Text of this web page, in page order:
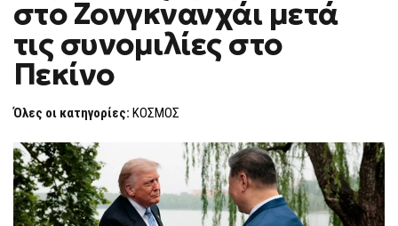
ΣΙ
ΣΤΟ
ΖΟΝΓΚΝΑΝΧΆΙ
ΜΕΤΆ
ΠΕΚΊΝΟ
στο Ζονγκνανχάι μετά
τις συνομιλίες στο
Πεκίνο
Όλες οι κατηγορίες: ΚΟΣΜΟΣ